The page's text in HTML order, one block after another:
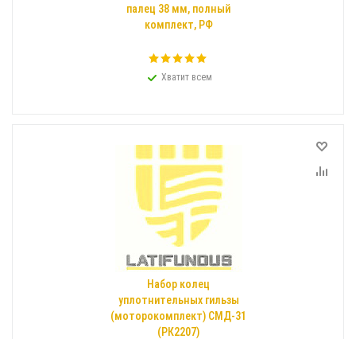
палец 38 мм, полный
комплект, РФ
Хватит всем
Набор колец
уплотнительных гильзы
(моторокомплект) СМД-31
(РК2207)